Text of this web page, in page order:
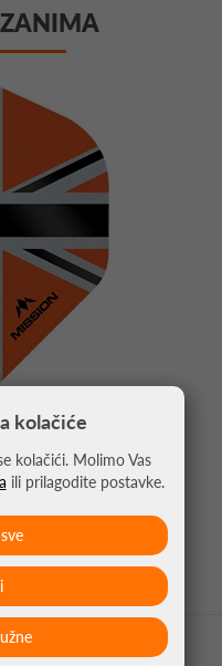
JACK
kolačiće
kolačići. Molimo Vas
ili prilagodite postavke.